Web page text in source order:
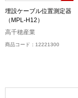
埋設ケーブル位置測定器
（MPL-H12）
高千穂産業
商品コード：12221300